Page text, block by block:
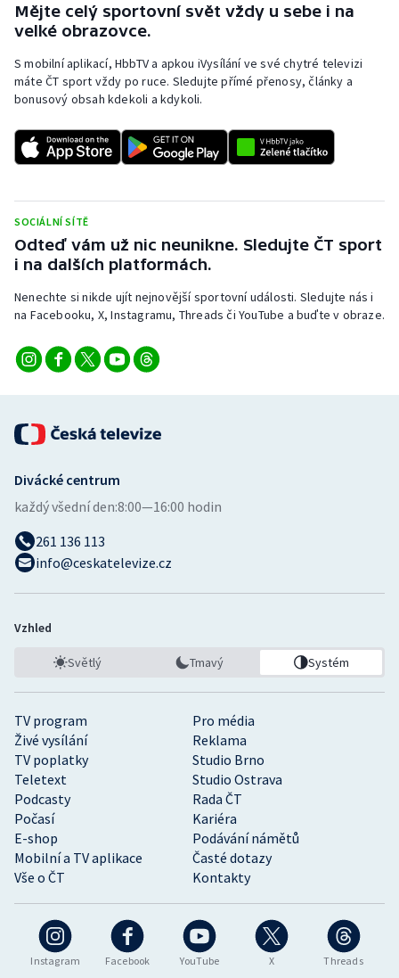
Mějte celý sportovní svět vždy u sebe i na
velké obrazovce.
S mobilní aplikací, HbbTV a apkou iVysílání ve své chytré televizi
máte ČT sport vždy po ruce. Sledujte přímé přenosy, články a
bonusový obsah kdekoli a kdykoli.
SOCIÁLNÍ SÍTĚ
Odteď vám už nic neunikne. Sledujte ČT sport
i na dalších platformách.
Nenechte si nikde ujít nejnovější sportovní události. Sledujte nás i
na Facebooku, X, Instagramu, Threads či YouTube a buďte v obraze.
Instagram Facebook YouTube X Threads
TV program
Pro média
Živé vysílání
Reklama
TV poplatky
Studio Brno
Teletext
Studio Ostrava
Podcasty
Rada ČT
Počasí
Kariéra
E-shop
Podávání námětů
Mobilní a TV aplikace
Časté dotazy
Vše o ČT
Kontakty
Divácké centrum
každý všední den:8:00—16:00 hodin
261 136 113
info@ceskatelevize.cz
Vzhled
Světlý Tmavý Systém